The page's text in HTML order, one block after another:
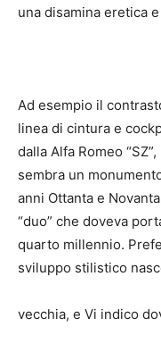
una disamina eretica
Ad esempio il
linea di cintura e
dalla Alfa Romeo
sembra un
anni Ottanta e
“duo” che doveva
quarto millennio.
sviluppo stilistico
vecchia, e Vi indico